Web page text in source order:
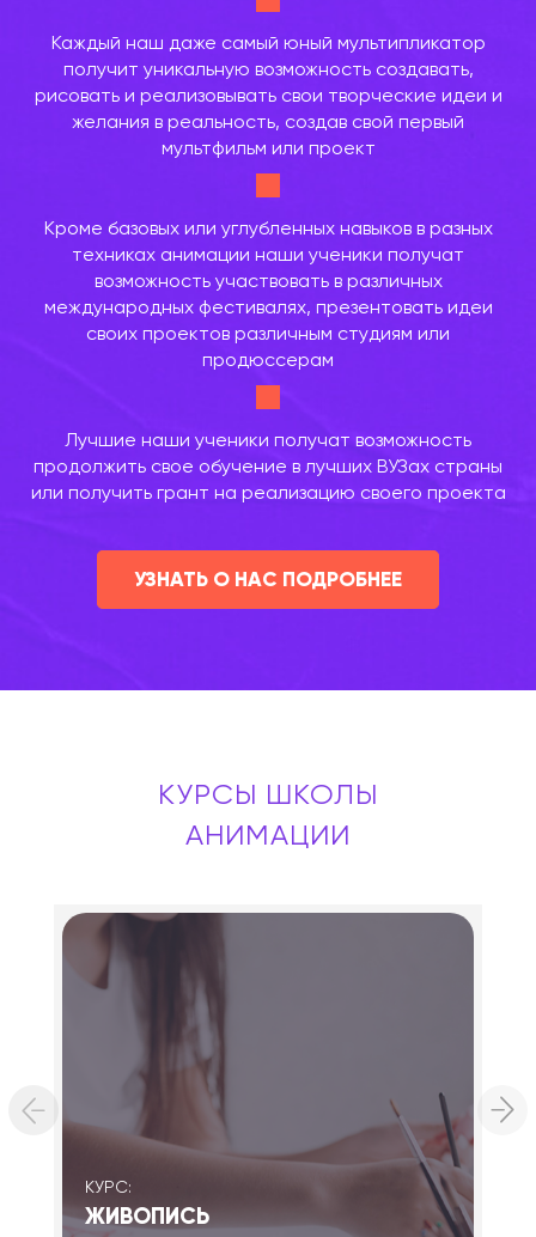
Каждый наш даже самый юный мультипликатор
получит уникальную возможность создавать,
рисовать и реализовывать свои творческие идеи и
желания в реальность, создав свой первый
мультфильм или проект
Кроме базовых или углубленных навыков в разных
техниках анимации наши ученики получат
возможность участвовать в различных
международных фестивалях, презентовать идеи
своих проектов различным студиям или
продюссерам
Лучшие наши ученики получат возможность
продолжить свое обучение в лучших ВУЗах страны
или получить грант на реализацию своего проекта
УЗНАТЬ О НАС ПОДРОБНЕЕ
КУРСЫ ШКОЛЫ
АНИМАЦИИ
КУРС:
ЖИВОПИСЬ